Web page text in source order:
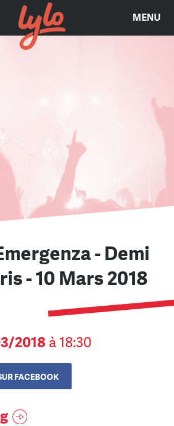
MENU
- Demi
- 10 Mars 2018
2018 à 18:30
FACEBOOK